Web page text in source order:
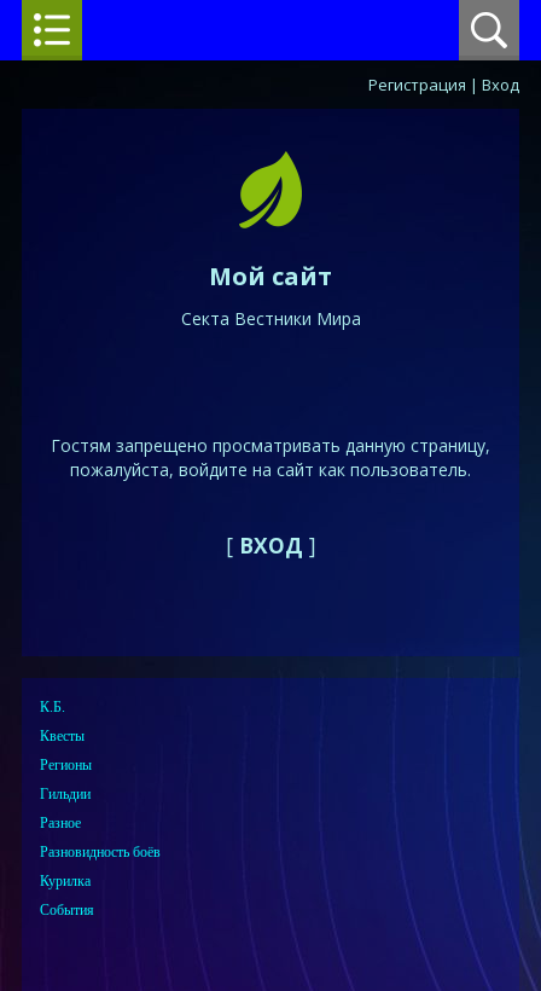
Регистрация | Вход
Мой сайт
Секта Вестники Мира
Гостям запрещено просматривать данную страницу,
пожалуйста, войдите на сайт как пользователь.
[ ВХОД ]
К.Б.
Квесты
Регионы
Гильдии
Разное
Разновидность боёв
Курилка
События